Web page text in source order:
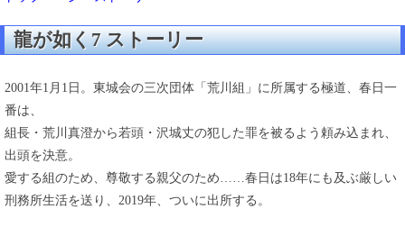
龍が如く7 ストーリー
2001年1月1日。東城会の三次団体「荒川組」に所属する極道、春日一
番は、
組長・荒川真澄から若頭・沢城丈の犯した罪を被るよう頼み込まれ、
出頭を決意。
愛する組のため、尊敬する親父のため……春日は18年にも及ぶ厳しい
刑務所生活を送り、2019年、ついに出所する。